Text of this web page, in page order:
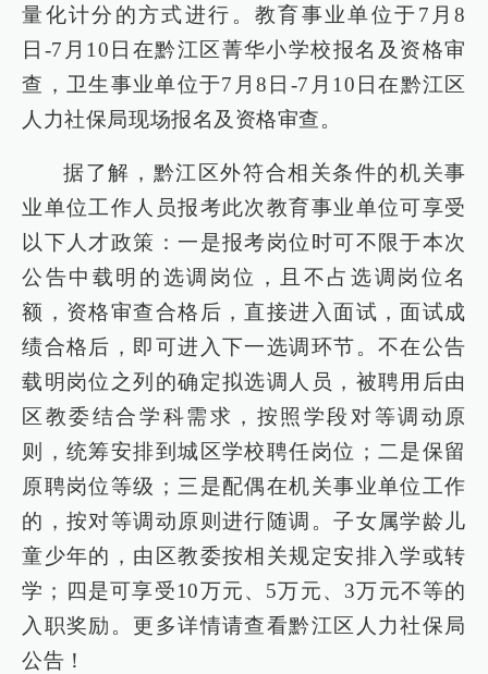
量化计分的方式进行。教育事业单位于7月8
日-7月10日在黔江区菁华小学校报名及资格审
查，卫生事业单位于7月8日-7月10日在黔江区
人力社保局现场报名及资格审查。
据了解，黔江区外符合相关条件的机关事
业单位工作人员报考此次教育事业单位可享受
以下人才政策：一是报考岗位时可不限于本次
公告中载明的选调岗位，且不占选调岗位名
额，资格审查合格后，直接进入面试，面试成
绩合格后，即可进入下一选调环节。不在公告
载明岗位之列的确定拟选调人员，被聘用后由
区教委结合学科需求，按照学段对等调动原
则，统筹安排到城区学校聘任岗位；二是保留
原聘岗位等级；三是配偶在机关事业单位工作
的，按对等调动原则进行随调。子女属学龄儿
童少年的，由区教委按相关规定安排入学或转
学；四是可享受10万元、5万元、3万元不等的
入职奖励。更多详情请查看黔江区人力社保局
公告！